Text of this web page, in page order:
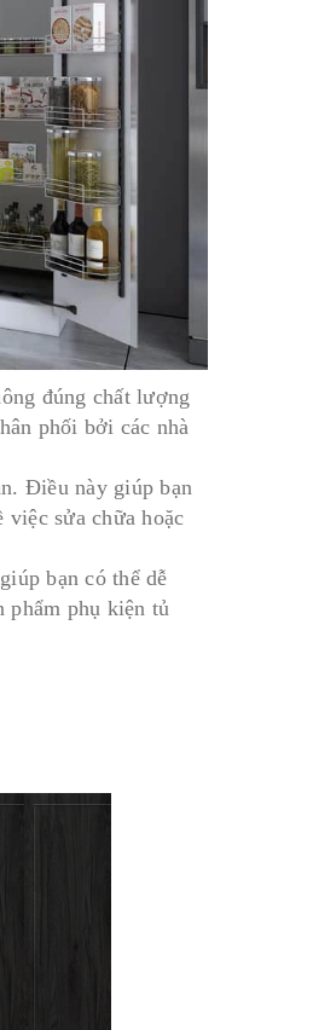
đúng chất lượng
phối bởi các nhà
Điều này giúp bạn
sửa chữa hoặc
bạn có thể dễ
phẩm phụ kiện tủ